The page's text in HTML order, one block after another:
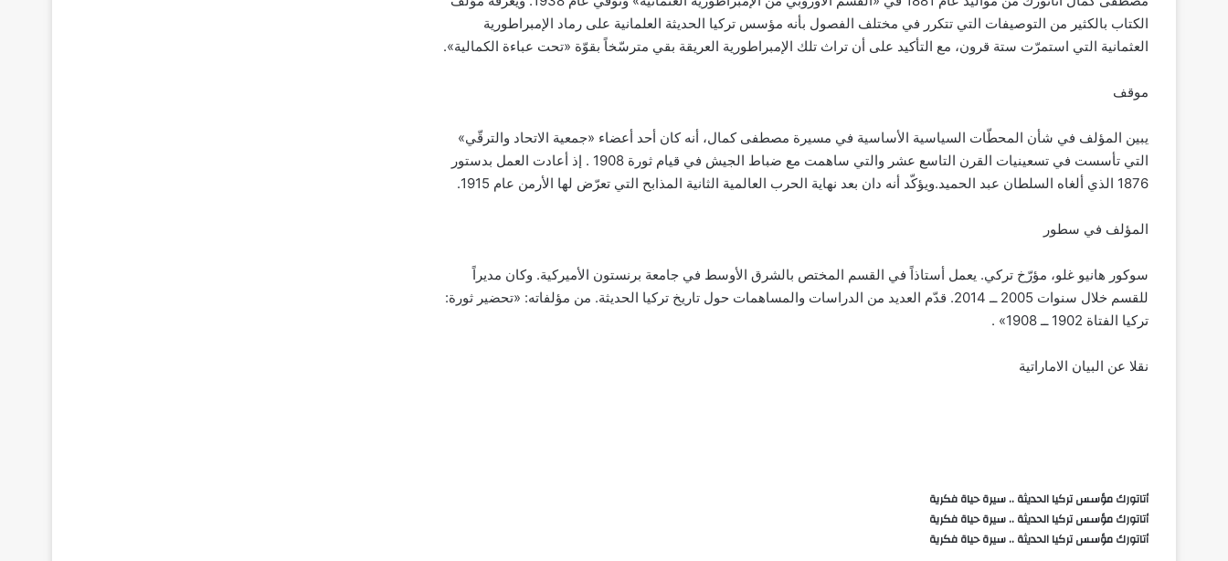
الكتاب بالكثير من التوصيفات التي تتكرر في مختلف الفصول بأنه مؤسس تركيا الحديثة العلمانية على رماد الإمبراطورية
العثمانية التي استمرّت ستة قرون، مع التأكيد على أن تراث تلك الإمبراطورية العريقة بقي مترسّخاً بقوّة «تحت عباءة الكمالية».
موقف
يبين المؤلف في شأن المحطّات السياسية الأساسية في مسيرة مصطفى كمال، أنه كان أحد أعضاء «جمعية الاتحاد والترقّي»
التي تأسست في تسعينيات القرن التاسع عشر والتي ساهمت مع ضباط الجيش في قيام ثورة 1908 . إذ أعادت العمل بدستور
1876 الذي ألغاه السلطان عبد الحميد.ويؤكّد أنه دان بعد نهاية الحرب العالمية الثانية المذابح التي تعرّض لها الأرمن عام 1915.
المؤلف في سطور
سوكور هانيو غلو، مؤرّخ تركي. يعمل أستاذاً في القسم المختص بالشرق الأوسط في جامعة برنستون الأميركية. وكان مديراً
للقسم خلال سنوات 2005 ــ 2014. قدّم العديد من الدراسات والمساهمات حول تاريخ تركيا الحديثة. من مؤلفاته: «تحضير ثورة:
تركيا الفتاة 1902 ــ 1908» .
نقلا عن البيان الاماراتية
أتاتورك مؤسس تركيا الحديثة .. سيرة حياة فكرية
أتاتورك مؤسس تركيا الحديثة .. سيرة حياة فكرية
أتاتورك مؤسس تركيا الحديثة .. سيرة حياة فكرية